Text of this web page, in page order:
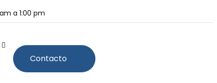
a 1:00 pm
Contacto